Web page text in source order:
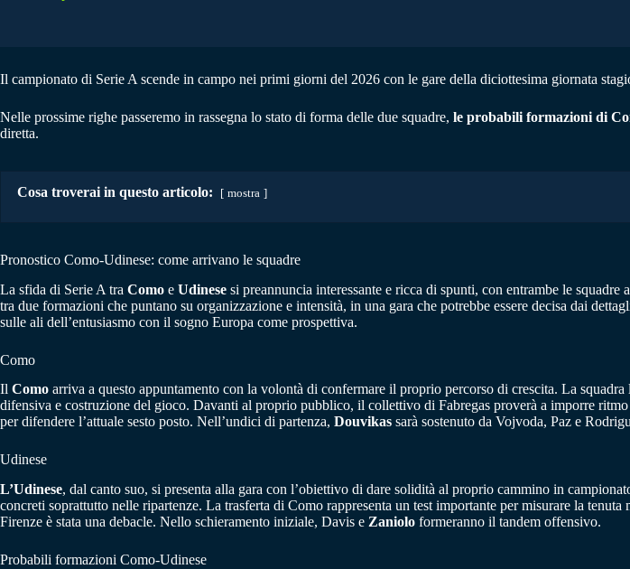
Il campionato di Serie A scende in campo nei primi giorni del 2026 con le gare della diciottesima giornata
Nelle prossime righe passeremo in rassegna lo stato di forma delle due squadre, le probabili formazioni di
diretta.
Cosa troverai in questo articolo: mostra
Pronostico Como-Udinese: come arrivano le squadre
La sfida di Serie A tra Como e Udinese si preannuncia interessante e ricca di spunti, con entrambe le
tra due formazioni che puntano su organizzazione e intensità, in una gara che potrebbe essere decisa dai
sulle ali dell’entusiasmo con il sogno Europa come prospettiva.
Como
Il Como arriva a questo appuntamento con la volontà di confermare il proprio percorso di crescita. La
difensiva e costruzione del gioco. Davanti al proprio pubblico, il collettivo di Fabregas proverà a imporre
per difendere l’attuale sesto posto. Nell’undici di partenza, Douvikas sarà sostenuto da Vojvoda, Paz e
Udinese
L’Udinese, dal canto suo, si presenta alla gara con l’obiettivo di dare solidità al proprio cammino in
concreti soprattutto nelle ripartenze. La trasferta di Como rappresenta un test importante per misurare la
Firenze è stata una debacle. Nello schieramento iniziale, Davis e Zaniolo formeranno il tandem offensivo.
Probabili formazioni Como-Udinese